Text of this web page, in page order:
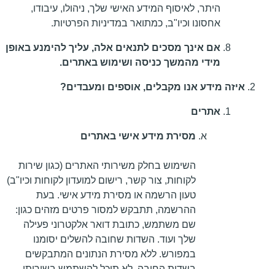
היתר, לאיסוף המידע האישי שלך, ניהולו, עיבודו,
אחסונו וכיו"ב, כמתואר במדיניות הפרטיות.
אם אינך מסכים לתנאים אלה, עליך להימנע באופן
מידי מהמשך כניסה ושימוש באתרים.
איזה מידע אנו מקבלים, אוספים ומעבדים?
אתרים
מסירת מידע אישי באתרים
השימוש בחלק משירותי האתרים (כגון שירות
לקוחות, צור קשר, רישום למועדון לקוחות וכיו"ב)
טעון הרשמה או מסירת מידע אישי. בעת
ההרשמה, תתבקש למסור פרטים מזהים כגון:
שם משתמש, כתובת דואר אלקטרוני פעילה
שלך ועוד. השדות שחובה להשלים יסומנו
במפורש. ללא מסירת הנתונים המתבקשים